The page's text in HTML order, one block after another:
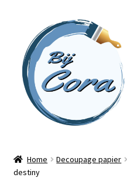
naar
navigatie
inhoud
Workshops
Home Decoupage papier
destiny